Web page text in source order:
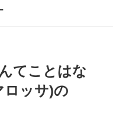
てことはな
ロッサ)の